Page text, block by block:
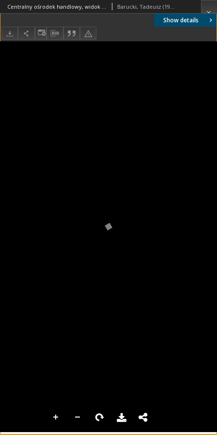
Show details
Centralny ośrodek handlowy, widok w nocy, fragment budynku, Hatfield, Anglia, Wielka Brytania Barucki, Tadeusz (1922- ). Fotograf